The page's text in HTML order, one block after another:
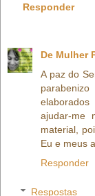
Responder
De Mulher
A paz do
ajudar-me
material,
Eu e meus
Responder
Respostas